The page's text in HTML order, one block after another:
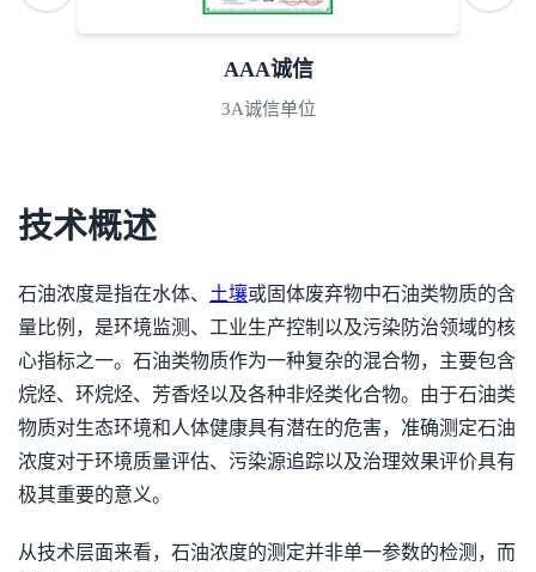
ISO资质
拥有ISO资质认证
技术概述
石油浓度是指在水体、 土壤或固体废弃物中石油类物质的含
量比例，是环境监测、工业生产控制以及污染防治领域的核
心指标之一。石油类物质作为一种复杂的混合物，主要包含
烷烃、环烷烃、芳香烃以及各种非烃类化合物。由于石油类
物质对生态环境和人体健康具有潜在的危害，准确测定石油
浓度对于环境质量评估、污染源追踪以及治理效果评价具有
极其重要的意义。
从技术层面来看，石油浓度的测定并非单一参数的检测，而